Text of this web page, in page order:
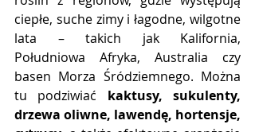
ciepłe, suche zimy i łagodne, wilgotne
lata – takich jak Kalifornia,
Południowa Afryka, Australia czy
basen Morza Śródziemnego. Można
tu podziwiać kaktusy, sukulenty,
drzewa oliwne, lawendę, hortensje,